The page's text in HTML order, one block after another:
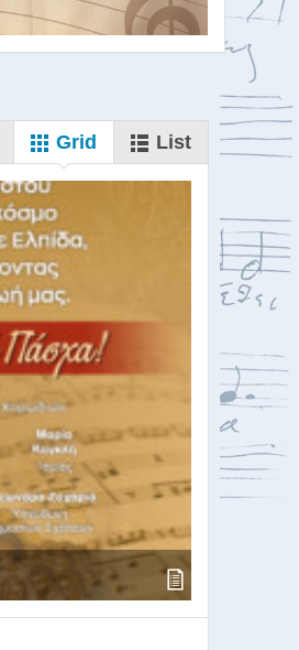
Grid List